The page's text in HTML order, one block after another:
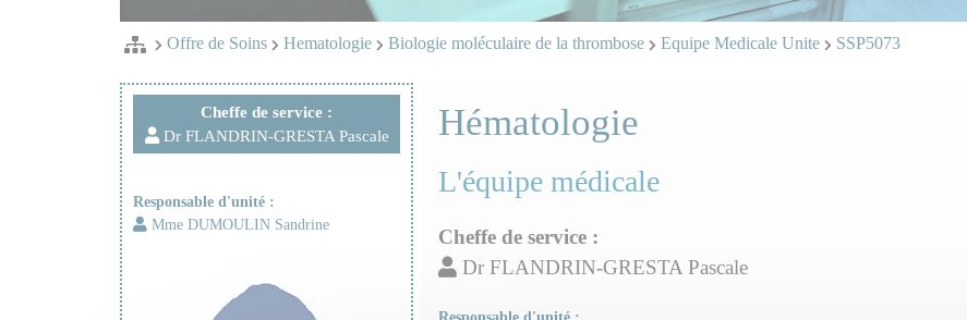
Offre de Soins Hematologie Biologie moléculaire de la thrombose Equipe Medicale Unite SSP5073
Cheffe de service :
Dr FLANDRIN-GRESTA Pascale
Responsable d'unité :
Mme DUMOULIN Sandrine
Hématologie
L'équipe médicale
Cheffe de service :
Dr FLANDRIN-GRESTA Pascale
Responsable d'unité :